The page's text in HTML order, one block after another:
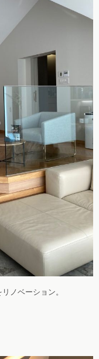
ノベーション。